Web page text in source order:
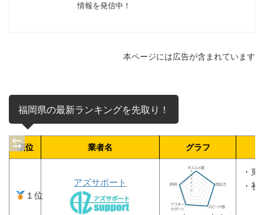
情報を発信中！
本ページには広告が含まれています
福岡県の最新ランキングを先取り！
順位 業者名 グラフ
１位
アズサポート
・
・